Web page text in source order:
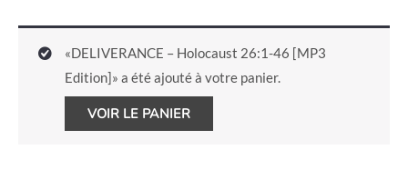
«DELIVERANCE – Holocaust 26:1-46 [MP3
Edition]» a été ajouté à votre panier.
VOIR LE PANIER